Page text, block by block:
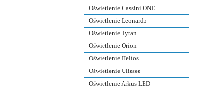
Oświetlenie Cassini ONE
Oświetlenie Leonardo
Oświetlenie Tytan
Oświetlenie Orion
Oświetlenie Helios
Oświetlenie Ulisses
Oświetlenie Arkus LED